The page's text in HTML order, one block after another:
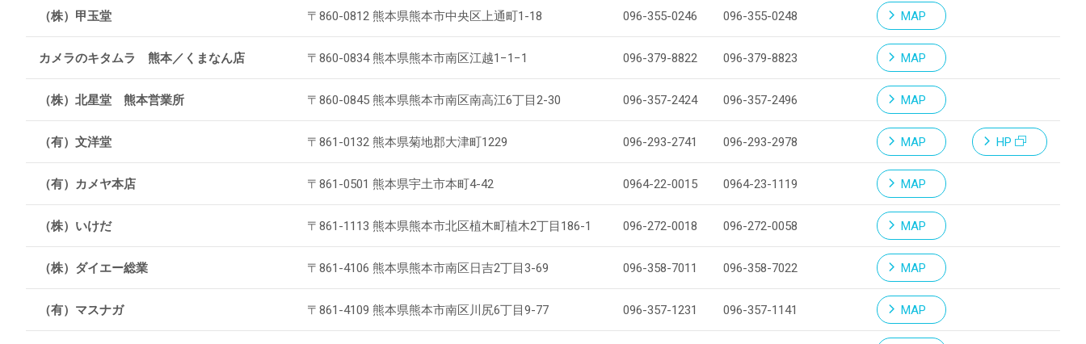
（株）甲玉堂 〒860-0812 熊本県熊本市中央区上通町1-18 096-355-0246 096-355-0248 MAP
カメラのキタムラ 熊本／くまなん店 〒860-0834 熊本県熊本市南区江越1−1−1 096-379-8822 096-379-8823 MAP
（株）北星堂 熊本営業所 〒860-0845 熊本県熊本市南区南高江6丁目2-30 096-357-2424 096-357-2496 MAP
（有）文洋堂 〒861-0132 熊本県菊地郡大津町1229 096-293-2741 096-293-2978 MAP HP
（有）カメヤ本店 〒861-0501 熊本県宇土市本町4-42 0964-22-0015 0964-23-1119 MAP
（株）いけだ 〒861-1113 熊本県熊本市北区植木町植木2丁目186-1 096-272-0018 096-272-0058 MAP
（株）ダイエー総業 〒861-4106 熊本県熊本市南区日吉2丁目3-69 096-358-7011 096-358-7022 MAP
（有）マスナガ 〒861-4109 熊本県熊本市南区川尻6丁目9-77 096-357-1231 096-357-1141 MAP